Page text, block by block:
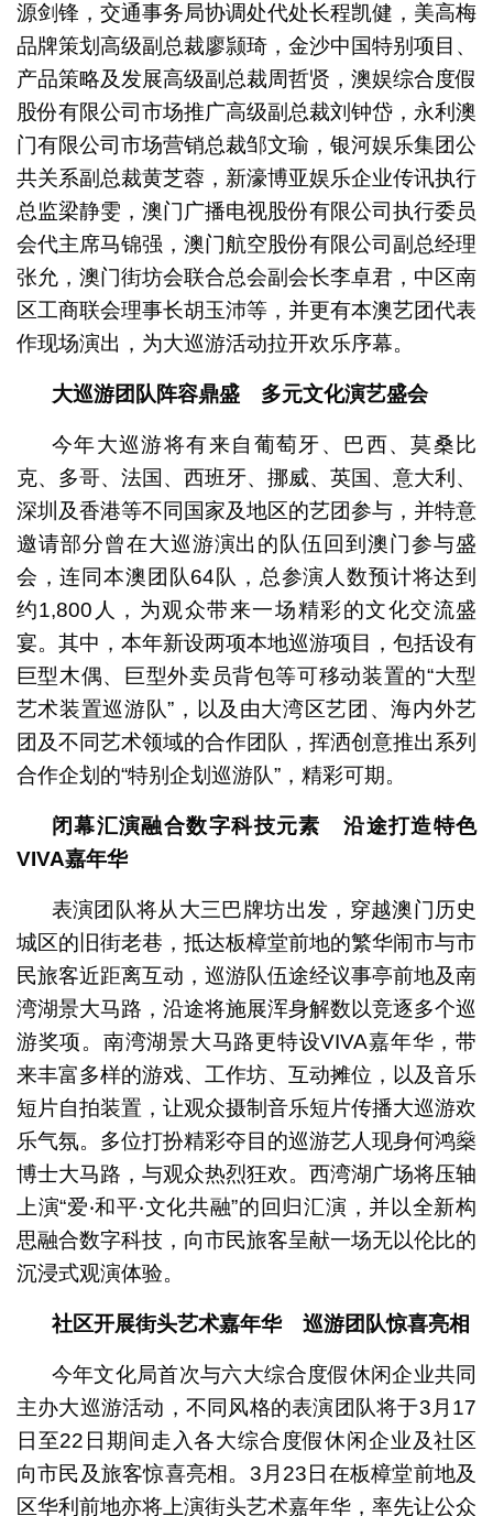
源剑锋，交通事务局协调处代处长程凯健，美高梅
品牌策划高级副总裁廖颕琦，金沙中国特别项目、
产品策略及发展高级副总裁周哲贤，澳娱综合度假
股份有限公司市场推广高级副总裁刘钟岱，永利澳
门有限公司市场营销总裁邹文瑜，银河娱乐集团公
共关系副总裁黄芝蓉，新濠博亚娱乐企业传讯执行
总监梁静雯，澳门广播电视股份有限公司执行委员
会代主席马锦强，澳门航空股份有限公司副总经理
张允，澳门街坊会联合总会副会长李卓君，中区南
区工商联会理事长胡玉沛等，并更有本澳艺团代表
作现场演出，为大巡游活动拉开欢乐序幕。
大巡游团队阵容鼎盛 多元文化演艺盛会
今年大巡游将有来自葡萄牙、巴西、莫桑比
克、多哥、法国、西班牙、挪威、英国、意大利、
深圳及香港等不同国家及地区的艺团参与，并特意
邀请部分曾在大巡游演出的队伍回到澳门参与盛
会，连同本澳团队64队，总参演人数预计将达到
约1,800人，为观众带来一场精彩的文化交流盛
宴。其中，本年新设两项本地巡游项目，包括设有
巨型木偶、巨型外卖员背包等可移动装置的“大型
艺术装置巡游队”，以及由大湾区艺团、海内外艺
团及不同艺术领域的合作团队，挥洒创意推出系列
合作企划的“特别企划巡游队”，精彩可期。
闭幕汇演融合数字科技元素 沿途打造特色
VIVA嘉年华
表演团队将从大三巴牌坊出发，穿越澳门历史
城区的旧街老巷，抵达板樟堂前地的繁华闹市与市
民旅客近距离互动，巡游队伍途经议事亭前地及南
湾湖景大马路，沿途将施展浑身解数以竞逐多个巡
游奖项。南湾湖景大马路更特设VIVA嘉年华，带
来丰富多样的游戏、工作坊、互动摊位，以及音乐
短片自拍装置，让观众摄制音乐短片传播大巡游欢
乐气氛。多位打扮精彩夺目的巡游艺人现身何鸿燊
博士大马路，与观众热烈狂欢。西湾湖广场将压轴
上演“爱‧和平‧文化共融”的回归汇演，并以全新构
思融合数字科技，向市民旅客呈献一场无以伦比的
沉浸式观演体验。
社区开展街头艺术嘉年华 巡游团队惊喜亮相
今年文化局首次与六大综合度假休闲企业共同
主办大巡游活动，不同风格的表演团队将于3月17
日至22日期间走入各大综合度假休闲企业及社区
向市民及旅客惊喜亮相。3月23日在板樟堂前地及
区华利前地亦将上演街头艺术嘉年华，率先让公众